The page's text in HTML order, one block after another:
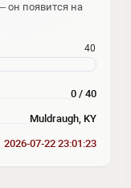
он появится на
40
0 / 40
Muldraugh, KY
2026-07-22 23:01:23